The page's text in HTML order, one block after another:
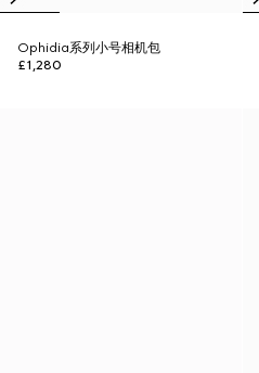
Ophidia系列小号相机包
£1,280